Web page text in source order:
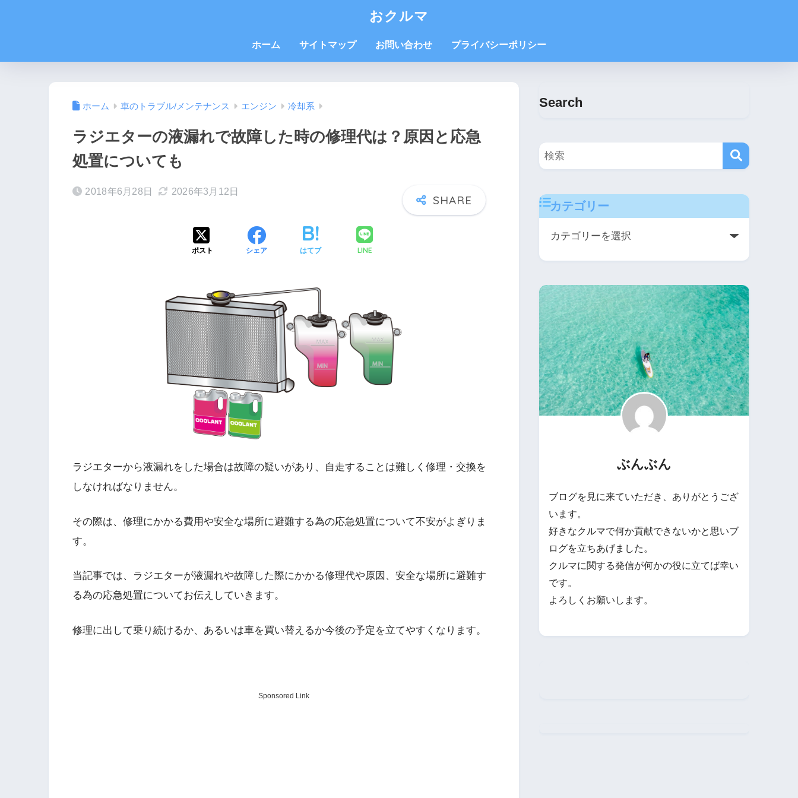
おクルマ
ホーム サイトマップ お問い合わせ プライバシーポリシー
ホーム 車のトラブル/メンテナンス エンジン 冷却系
ラジエターの液漏れで故障した時の修理代は？原因と応急
処置についても
2018年6月28日 2026年3月12日
ポスト シェア はてブ LINE
ラジエターから液漏れをした場合は故障の疑いがあり、自走することは難しく修理・交換を
しなければなりません。
その際は、修理にかかる費用や安全な場所に避難する為の応急処置について不安がよぎりま
す。
当記事では、ラジエターが液漏れや故障した際にかかる修理代や原因、安全な場所に避難す
る為の応急処置についてお伝えしていきます。
修理に出して乗り続けるか、あるいは車を買い替えるか今後の予定を立てやすくなります。
Sponsored Link
Search
カテゴリー
ぶんぶん
ブログを見に来ていただき、ありがとうござ
います。
好きなクルマで何か貢献できないかと思いブ
ログを立ちあげました。
クルマに関する発信が何かの役に立てば幸い
です。
よろしくお願いします。